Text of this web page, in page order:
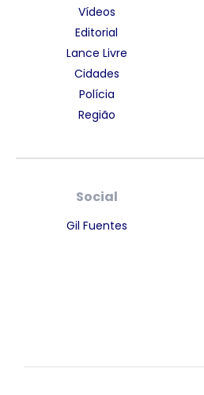
Vídeos
Editorial
Lance Livre
Cidades
Polícia
Região
Social
Gil Fuentes